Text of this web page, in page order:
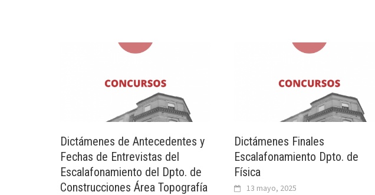
Dictámenes de Antecedentes y
Fechas de Entrevistas del
Escalafonamiento del Dpto. de
Construcciones Área Topografía
Dictámenes Finales
Escalafonamiento Dpto. de
Física
13 mayo, 2025